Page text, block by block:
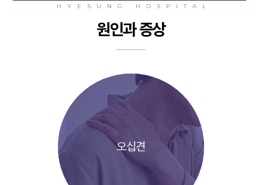
HYESUNG HOSPITAL
원인과 증상
오십견